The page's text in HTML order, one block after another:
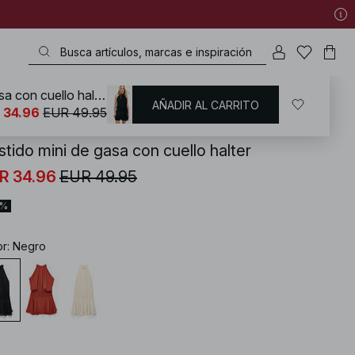
/ Vestidos / Vestidos de gasa
mini de gasa con cuello halter
34.96 EUR 49.95
: Negro
Vestido mini de gasa con cuello halter
34.96 EUR 49.95 AÑADIR AL CARRITO